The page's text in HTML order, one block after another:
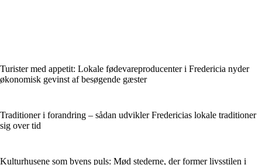
Turister med appetit: Lokale fødevareproducenter i Fredericia nyder
økonomisk gevinst af besøgende gæster
Traditioner i forandring – sådan udvikler Fredericias lokale traditioner
sig over tid
Kulturhusene som byens puls: Mød stederne, der former livsstilen i